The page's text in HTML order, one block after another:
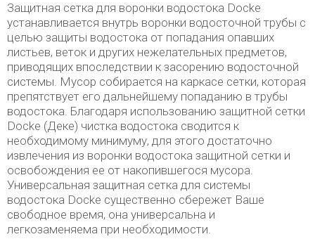
Защитная сетка для воронки водостока Docke
устанавливается внутрь воронки водосточной трубы с
целью защиты водостока от попадания опавших
листьев, веток и других нежелательных предметов,
приводящих впоследствии к засорению водосточной
системы. Мусор собирается на каркасе сетки, которая
препятствует его дальнейшему попаданию в трубы
водостока. Благодаря использованию защитной сетки
Docke (Деке) чистка водостока сводится к
необходимому минимуму, для этого достаточно
извлечения из воронки водостока защитной сетки и
освобождения ее от накопившегося мусора.
Универсальная защитная сетка для системы
водостока Docke существенно сбережет Ваше
свободное время, она универсальна и
легкозаменяема при необходимости.